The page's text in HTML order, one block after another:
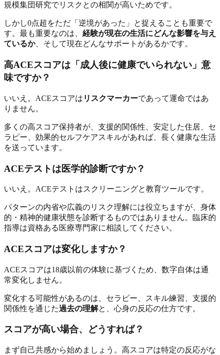
規模集団研究でリスクとの相関が高いためです。
しかし0点超をただ「逆境があった」と捉えることも重要で
す。最も重要なのは、 経験が現在の生活にどんな影響を与え
ているか、そして現在どんなサポートがあるかです。
高ACEスコアは「成人後に健康でいられない」意
味ですか？
いいえ。ACEスコアは リスクマーカーであって運命ではあ
りません。
多くの高スコア保持者が、支援的関係性、安定した住居、セ
ラピー、効果的セルフケアスキルがあれば、長く健康な生活
を送っています。
ACEテストは医学的診断ですか？
いいえ。ACEテストはスクリーニングと教育ツールです。
パターンの内省や広義のリスク理解には役立ちますが、身体
的・精神的健康状態を診断するものではありません。臨床的
指導は資格ある医療専門家に相談してください。
ACEスコアは変化しますか？
ACEスコアは18歳以前の体験に基づくため、数字自体は通
常変化しません。
変化する可能性があるのは、セラピー、スキル練習、支援的
関係性を通じた過去の理解と、心身の反応の仕方です。
スコアが高い場合、どうすれば？
まず自己共感から始めましょう。高スコアは特定の反応がな